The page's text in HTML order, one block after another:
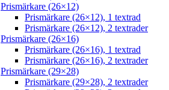
Prismärkare (26×12)
Prismärkare (26×12), 1 textrad
Prismärkare (26×12), 2 textrader
Prismärkare (26×16)
Prismärkare (26×16), 1 textrad
Prismärkare (26×16), 2 textrader
Prismärkare (29×28)
Prismärkare (29×28), 2 textrader